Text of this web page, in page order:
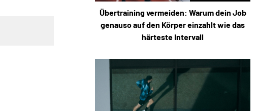
Übertraining vermeiden: Warum dein Job
genauso auf den Körper einzahlt wie das
härteste Intervall